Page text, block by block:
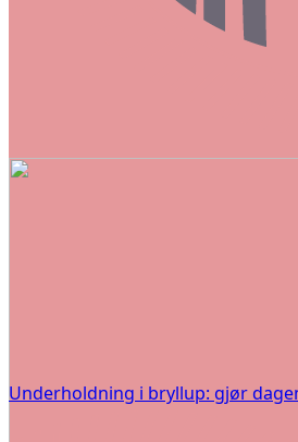
Underholdning i bryllup: gjør